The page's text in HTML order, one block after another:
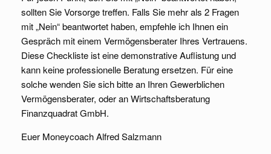
sollten Sie Vorsorge treffen. Falls Sie mehr als 2 Fragen
mit „Nein“ beantwortet haben, empfehle ich Ihnen ein
Gespräch mit einem Vermögensberater Ihres Vertrauens.
Diese Checkliste ist eine demonstrative Auflistung und
kann keine professionelle Beratung ersetzen. Für eine
solche wenden Sie sich bitte an Ihren Gewerblichen
Vermögensberater, oder an Wirtschaftsberatung
Finanzquadrat GmbH.
Euer Moneycoach Alfred Salzmann